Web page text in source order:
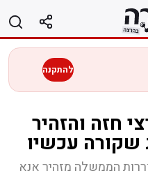
להתקנה
חזה והזהיר
עכשיו
הממשלה מזהיר אנא